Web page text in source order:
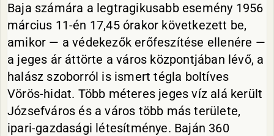
Baja számára a legtragikusabb esemény 1956
március 11-én 17,45 órakor következett be,
amikor — a védekezők erőfeszítése ellenére —
a jeges ár áttörte a város központjában lévő, a
halász szoborról is ismert tégla boltíves
Vörös-hidat. Több méteres jeges víz alá került
Józsefváros és a város több más területe,
ipari-gazdasági létesítménye. Baján 360